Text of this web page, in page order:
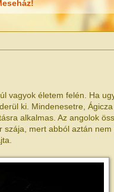
vagyok életem felén. Ha
ki. Mindenesetre,
alkalmas. Az angolok
mert abból aztán nem